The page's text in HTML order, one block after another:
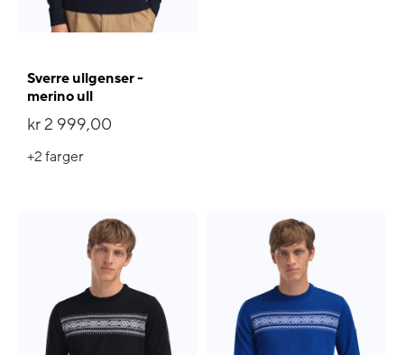
Sverre ullgenser -
merino ull
kr 2 999,00
+2farger